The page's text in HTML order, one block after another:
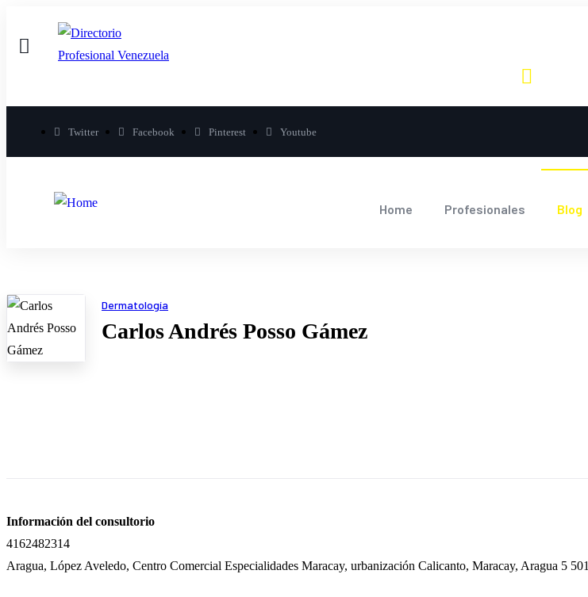
Twitter Facebook Pinterest Youtube
Home Profesionales Blog
Dermatología
Carlos Andrés Posso Gámez
Información del consultorio
4162482314
Aragua, López Aveledo, Centro Comercial Especialidades Maracay, urbanización Calicanto, Maracay, Aragua 5 501